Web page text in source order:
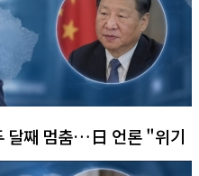
달째 멈춤…日 언론 "위기